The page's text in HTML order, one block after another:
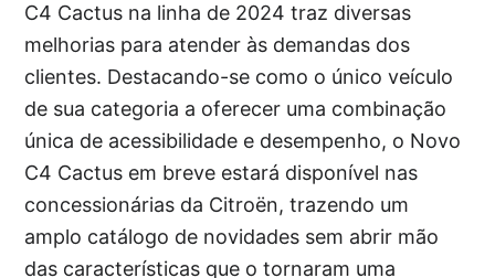
C4 Cactus na linha de 2024 traz diversas
melhorias para atender às demandas dos
clientes. Destacando-se como o único veículo
de sua categoria a oferecer uma combinação
única de acessibilidade e desempenho, o Novo
C4 Cactus em breve estará disponível nas
concessionárias da Citroën, trazendo um
amplo catálogo de novidades sem abrir mão
das características que o tornaram uma